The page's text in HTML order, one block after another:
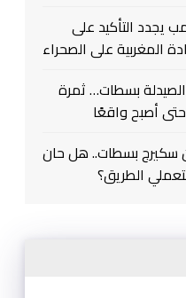
يجدد التأكيد على
المغربية على الصحراء
بسطات… ثمرة
أصبح واقعًا
سكيرج بسطات.. هل حان
الطريق؟